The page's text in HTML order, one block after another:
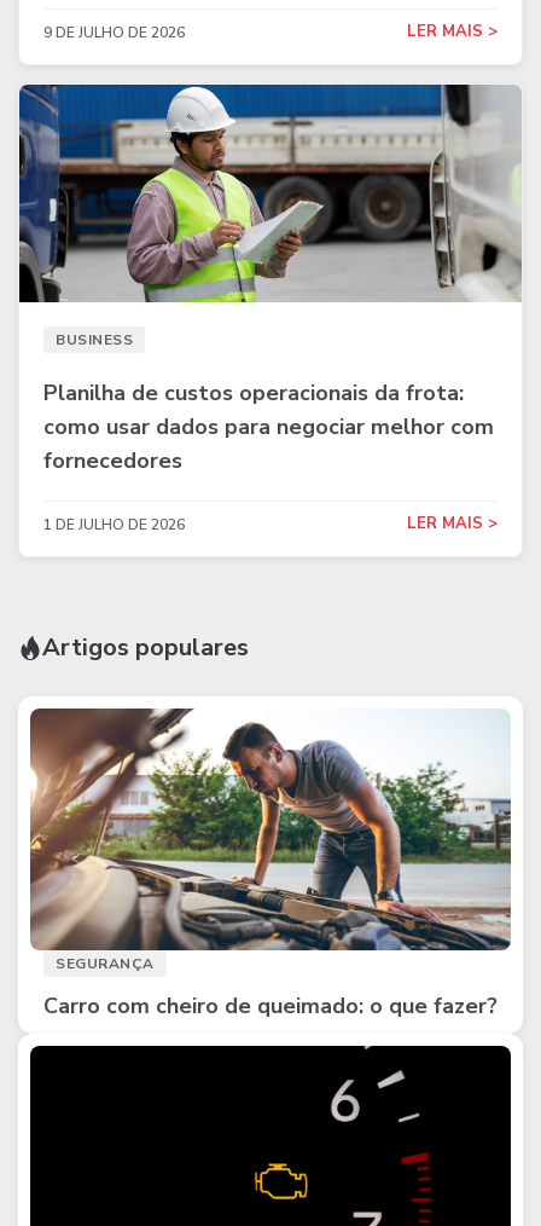
9 DE JULHO DE 2026 LER MAIS >
BUSINESS
Planilha de custos operacionais da frota:
como usar dados para negociar melhor com
fornecedores
1 DE JULHO DE 2026 LER MAIS >
Artigos populares
SEGURANÇA
Carro com cheiro de queimado: o que fazer?